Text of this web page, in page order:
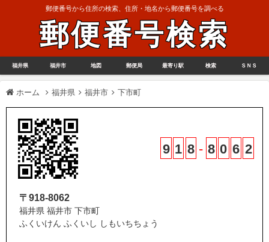
郵便番号から住所の検索、住所・地名から郵便番号を調べる
郵便番号検索
福井県 福井市 地図 郵便局 最寄り駅 検索 ＳＮＳ
ホーム 福井県 福井市 下市町
9 1 8 - 8 0 6 2
〒918-8062
福井県 福井市 下市町
ふくいけん ふくいし しもいちちょう